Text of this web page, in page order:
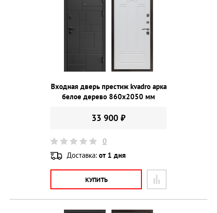
Входная дверь престиж kvadro арка
белое дерево 860х2050 мм
33 900 ₽
0
Доставка: от 1 дня
КУПИТЬ